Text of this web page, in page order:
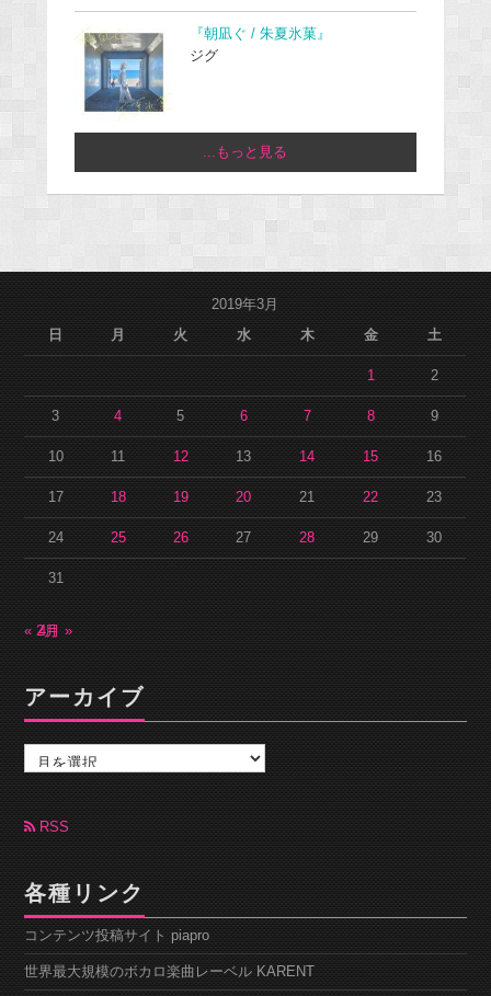
『朝凪ぐ / 朱夏氷菓』
ジグ
...もっと見る
2019年3月
日
月 火 水 木 金 土
1 2
3 4 5 6 7 8 9
10 11 12 13 14 15 16
17 18 19 20 21 22 23
24 25 26 27 28 29 30
31
« 2月4月 »
アーカイブ
カ
ブ RSS
各種リンク
コンテンツ投稿サイト piapro
世界最大規模のボカロ楽曲レーベル KARENT